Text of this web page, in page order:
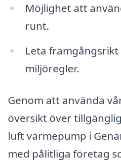
Möjlighet att
runt.
Leta
miljöregler.
Genom att använda
översikt över
luft värmepump i
med pålitliga företag